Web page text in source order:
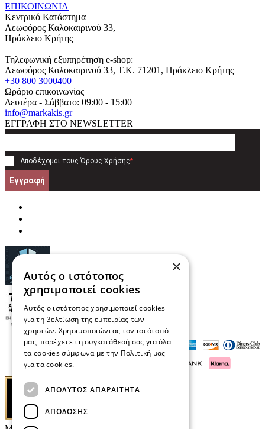
ΕΠΙΚΟΙΝΩΝΙΑ
Κεντρικό Κατάστημα
Λεωφόρος Καλοκαιρινού 33,
Ηράκλειο Κρήτης
Τηλεφωνική εξυπηρέτηση e-shop:
Λεωφόρος Καλοκαιρινού 33, T.K. 71201 , Ηράκλειο Κρήτης
+30 800 3000400
Ωράριο επικοινωνίας
Δευτέρα - Σάββατο: 09:00 - 15:00
info@markakis.gr
ΕΓΓΡΑΦΗ ΣΤΟ NEWSLETTER
Αποδέχομαι τους Όρους Χρήσης*
Εγγραφή
×
Αυτός ο ιστότοπος
χρησιμοποιεί cookies
Αυτός ο ιστότοπος χρησιμοποιεί cookies
για τη βελτίωση της εμπειρίας των
χρηστών. Χρησιμοποιώντας τον ιστότοπό
μας, παρέχετε τη συγκατάθεσή σας για όλα
τα cookies σύμφωνα με την Πολιτική μας
για τα cookies.
ΑΠΟΛΎΤΩΣ ΑΠΑΡΑΊΤΗΤΑ
ΑΠΌΔΟΣΗΣ